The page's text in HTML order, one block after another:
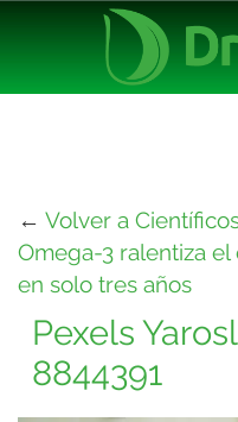
← Volver a
Omega-3 ralentiza
en solo tres años
Pexels
8844391